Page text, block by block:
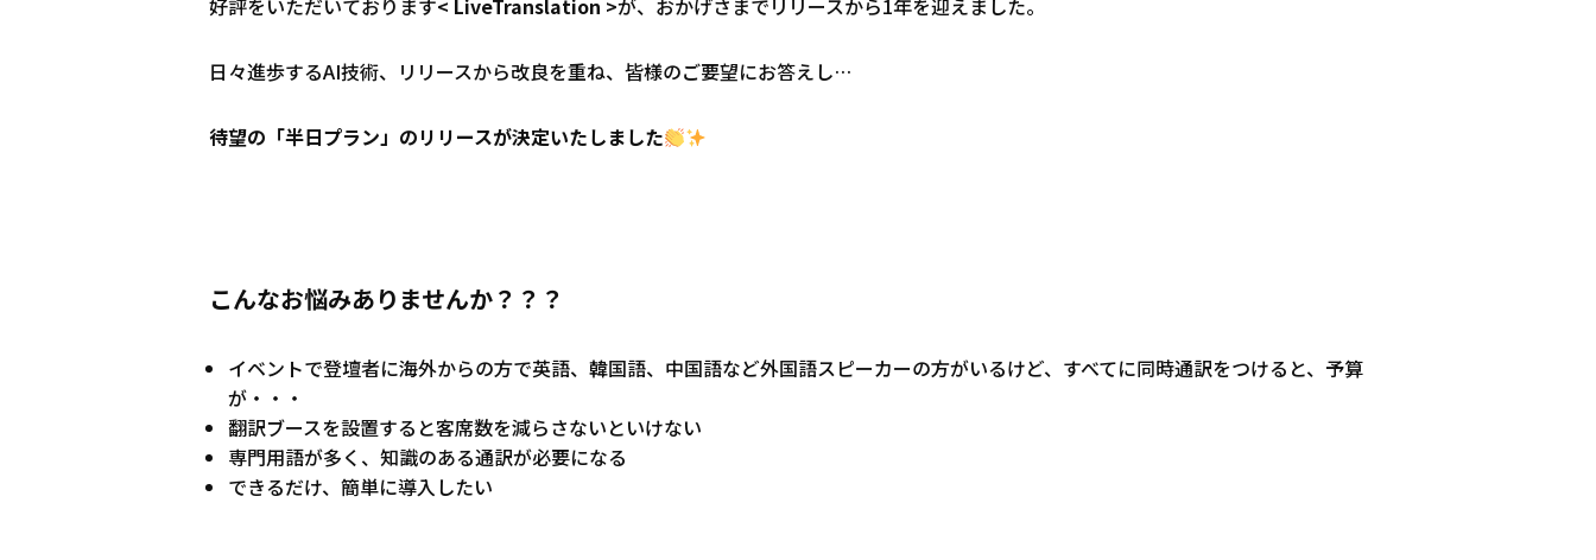
好評をいただいております< LiveTranslation >が、おかげさまでリリースから1年を迎えました。
日々進歩するAI技術、リリースから改良を重ね、皆様のご要望にお答えし…
待望の「半日プラン」のリリースが決定いたしました
こんなお悩みありませんか？？？
イベントで登壇者に海外からの方で英語、韓国語、中国語など外国語スピーカーの方がいるけど、すべてに同時通訳をつけると、予算
が・・・
翻訳ブースを設置すると客席数を減らさないといけない
専門用語が多く、知識のある通訳が必要になる
できるだけ、簡単に導入したい